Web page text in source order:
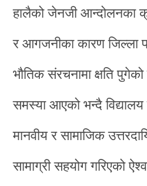
हालैको जेनजी आन्दोलनका
र आगजनीका कारण जिल्ला
भौतिक संरचनामा क्षति पुगेको
समस्या आएको भन्दै विद्यालय
मानवीय र सामाजिक
सामाग्री सहयोग गरिएको